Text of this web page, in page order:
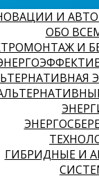
И
ОБО
И
ГИБРИДНЫЕ И